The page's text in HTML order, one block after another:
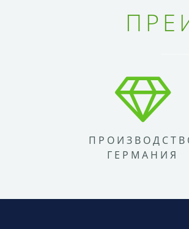
ГЕРМАНИЯ